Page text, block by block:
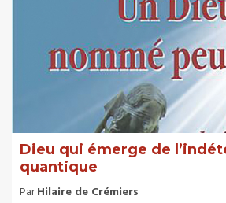
Dieu qui émerge de
quantique
ParHilaire de Crémiers